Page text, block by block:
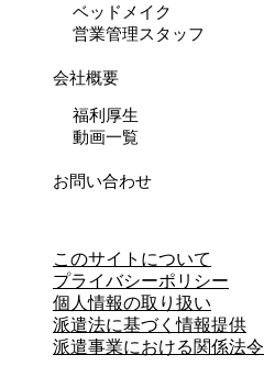
ベッドメイク
営業管理スタッフ
会社概要
福利厚生
動画一覧
お問い合わせ
このサイトについて
プライバシーポリシー
個人情報の取り扱い
派遣法に基づく情報提供
派遣事業における関係法令